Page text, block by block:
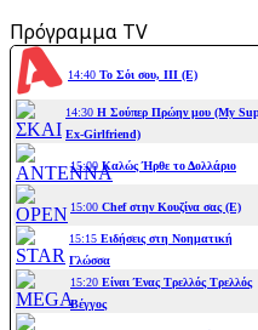
Πρόγραμμα TV